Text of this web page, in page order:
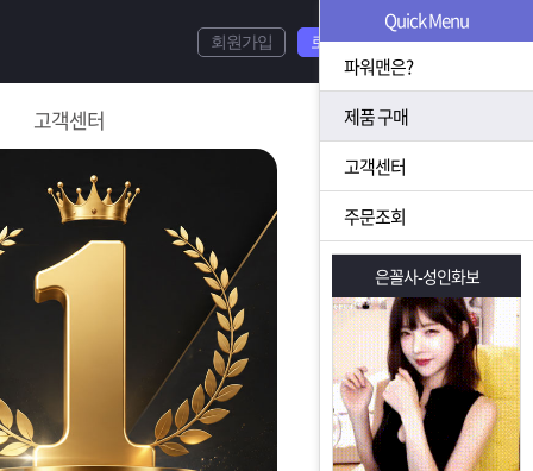
고객센터
회원가입 로그인
Quick Menu
파워맨은?
제품 구매
고객센터
주문조회
은꼴사-성인화보 은꼴사-성인화보